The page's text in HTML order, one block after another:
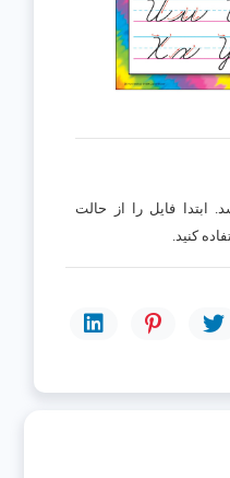
فایل را از حالت
کنید.